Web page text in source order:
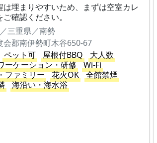
は埋まりやすいため、まずは空室カレ
確認ください。
三重県／南勢
会郡南伊勢町木谷650-67
ペット可 屋根付BBQ
大人数
ーケーション・研修
Wi-Fi
ファミリー
花火OK
全館禁煙
海沿い・海水浴